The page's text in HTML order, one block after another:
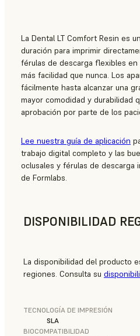
La Dental LT Comfort Resin es
duración para imprimir
férulas de descarga flexibles
más facilidad que nunca. Los
fácilmente hasta alcanzar una
mayor comodidad y durabilidad
aprobación por parte de los
Lee nuestra guía de aplicación
trabajo digital completo y las
oclusales y férulas de descarga
de Formlabs.
DISPONIBILIDAD
La disponibilidad del producto
regiones. Consulta su
TECNOLOGÍA DE IMPRESIÓN
SLA
BIOCOMPATIBILIDAD